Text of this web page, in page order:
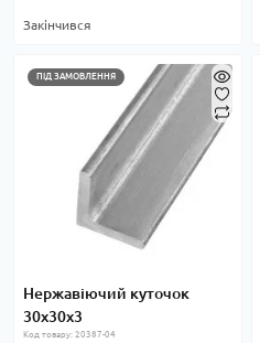
Закінчився
ПІД ЗАМОВЛЕННЯ
Нержавіючий куточок
30х30х3
Код товару: 20387-04